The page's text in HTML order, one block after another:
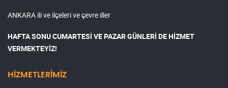
ANKARA ili ve ilçeleri ve çevre iller
HAFTA SONU CUMARTESİ VE PAZAR GÜNLERİ DE HİZMET
VERMEKTEYİZ!
HİZMETLERİMİZ